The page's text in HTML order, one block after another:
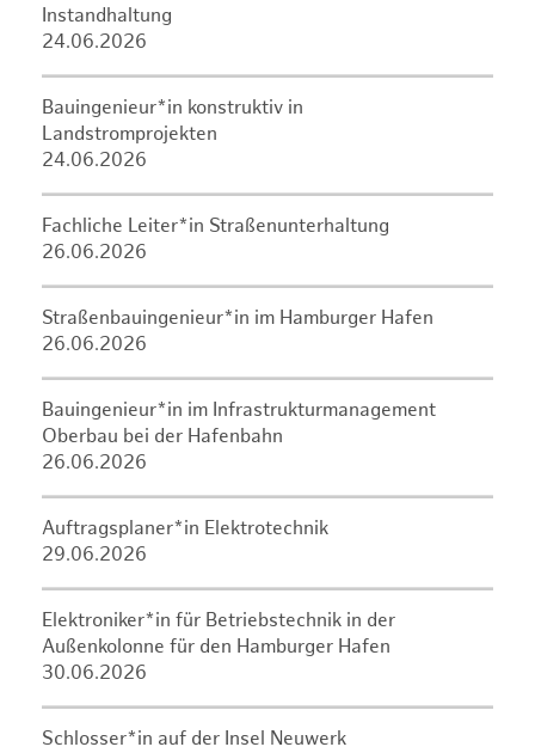
Instandhaltung
24.06.2026
Bauingenieur*in konstruktiv in
Landstromprojekten
24.06.2026
Fachliche Leiter*in Straßenunterhaltung
26.06.2026
Straßenbauingenieur*in im Hamburger Hafen
26.06.2026
Bauingenieur*in im Infrastrukturmanagement
Oberbau bei der Hafenbahn
26.06.2026
Auftragsplaner*in Elektrotechnik
29.06.2026
Elektroniker*in für Betriebstechnik in der
Außenkolonne für den Hamburger Hafen
30.06.2026
Schlosser*in auf der Insel Neuwerk